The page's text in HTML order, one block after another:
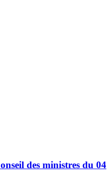
des ministres du 04